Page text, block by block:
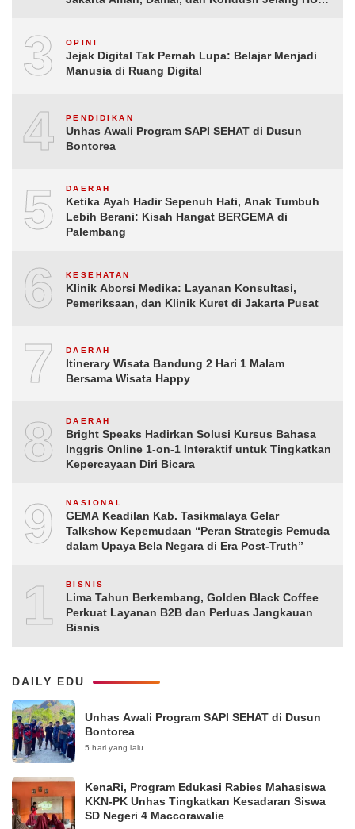
3 OPINI
Jejak Digital Tak Pernah Lupa: Belajar Menjadi
Manusia di Ruang Digital
4 PENDIDIKAN
Unhas Awali Program SAPI SEHAT di Dusun
Bontorea
5 DAERAH
Ketika Ayah Hadir Sepenuh Hati, Anak Tumbuh
Lebih Berani: Kisah Hangat BERGEMA di
Palembang
6 KESEHATAN
Klinik Aborsi Medika: Layanan Konsultasi,
Pemeriksaan, dan Klinik Kuret di Jakarta Pusat
7 DAERAH
Itinerary Wisata Bandung 2 Hari 1 Malam
Bersama Wisata Happy
8 DAERAH
Bright Speaks Hadirkan Solusi Kursus Bahasa
Inggris Online 1-on-1 Interaktif untuk Tingkatkan
Kepercayaan Diri Bicara
9 NASIONAL
GEMA Keadilan Kab. Tasikmalaya Gelar
Talkshow Kepemudaan “Peran Strategis Pemuda
dalam Upaya Bela Negara di Era Post-Truth”
10BISNIS
Lima Tahun Berkembang, Golden Black Coffee
Perkuat Layanan B2B dan Perluas Jangkauan
Bisnis
DAILY EDU
Unhas Awali Program SAPI SEHAT di Dusun
Bontorea
5 hari yang lalu
KenaRi, Program Edukasi Rabies Mahasiswa
KKN-PK Unhas Tingkatkan Kesadaran Siswa
SD Negeri 4 Maccorawalie